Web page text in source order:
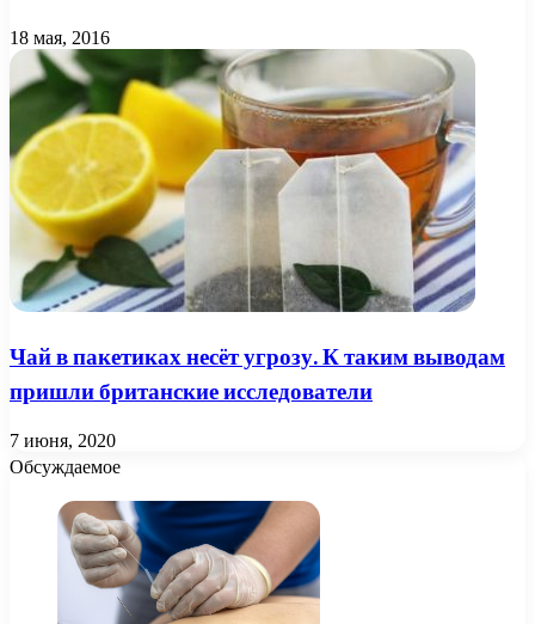
18 мая, 2016
Чай в пакетиках несёт угрозу. К таким выводам
пришли британские исследователи
7 июня, 2020
Обсуждаемое